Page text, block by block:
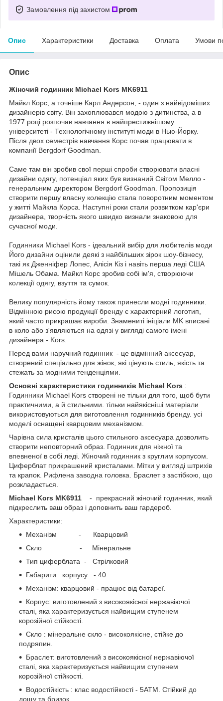
Замовлення під захистом
Опис Характеристики Доставка Оплата Умови
Опис
Жіночий годинник Michael Kors MK6911
Майкл Корс, а точніше Карл Андерсон, - один з найвідоміших
дизайнерів світу. Він захоплювався модою з дитинства, а в
1977 році розпочав навчання в найпрестижнішому
університеті - Технологічному інституті моди в Нью-Йорку.
Після двох семестрів навчання Корс почав працювати в
компанії Bergdorf Goodman.
Саме там він зробив свої перші спроби створювати власні
дизайни одягу, потенціал яких був визнаний Світом Мелло -
генеральним директором Bergdorf Goodman. Пропозиція
створити першу власну колекцію стала поворотним моментом
у житті Майкла Корса. Наступні роки стали розвитком кар'єри
дизайнера, творчість якого швидко визнали знаковою для
сучасної моди.
Годинники Michael Kors - ідеальний вибір для любителів моди
Його дизайни оцінили деякі з найбільших зірок шоу-бізнесу,
такі як Дженніфер Лопес, Алісія Кіз і навіть перша леді США
Мішель Обама. Майкл Корс зробив собі ім'я, створюючи
колекції одягу, взуття та сумок.
Велику популярність йому також принесли модні годинники.
Відмінною рисою продукції бренду є характерний логотип,
який часто прикрашає вироби. Знамениті ініціали MK вписані
в коло або з'являються на одязі у вигляді самого імені
дизайнера - Kors.
Перед вами наручний годинник - це відмінний аксесуар,
створений спеціально для жінок, які цінують стиль, якість та
стежать за модними тенденціями.
Основні характеристики годинників Michael Kors :
Годинники Michael Kors створені не тільки для того, щоб бути
практичними, а й стильними. тільки найякісніші матеріали
використовуються для виготовлення годинників бренду. усі
моделі оснащені кварцовим механізмом.
Чарівна сила кристалів цього стильного аксесуара дозволить
створити неповторний образ. Годинник для ніжної та
впевненої в собі леді. Жіночий годинник з круглим корпусом.
Циферблат прикрашений кристалами. Мітки у вигляді штрихів
та крапок. Рифлена заводна головка. Браслет з застібкою, що
розкладається.
Michael Kors MK6911 - прекрасний жіночий годинник, який
підкреслить ваш образ і доповнить ваш гардероб.
Характеристики:
Механізм - Кварцовий
Скло - Мінеральне
Тип циферблата - Стрілковий
Габарити корпусу - 40
Механізм: кварцовий - працює від батареї.
Корпус: виготовлений з високоякісної нержавіючої
сталі, яка характеризується найвищим ступенем
корозійної стійкості.
Скло : мінеральне скло - високоякісне, стійке до
подряпин.
Браслет: виготовлений з високоякісної нержавіючої
сталі, яка характеризується найвищим ступенем
корозійної стійкості.
Водостійкість : клас водостійкості - 5АТМ. Стійкий до
дощу та бризок.